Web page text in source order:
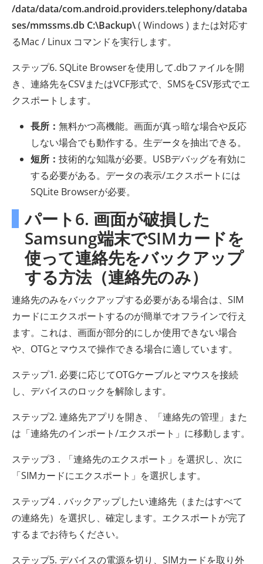
/data/data/com.android.providers.telephony/databa
ses/mmssms.db C:\Backup\( Windows ) または対応す
るMac / Linux コマンドを実行します。
ステップ6. SQLite Browserを使用して.dbファイルを開
き、連絡先をCSVまたはVCF形式で、SMSをCSV形式でエ
クスポートします。
長所： 無料かつ高機能。画面が真っ暗な場合や反応
しない場合でも動作する。生データを抽出できる。
短所： 技術的な知識が必要。USBデバッグを有効に
する必要がある。データの表示/エクスポートには
SQLite Browserが必要。
パート6. 画面が破損した
Samsung端末でSIMカードを
使って連絡先をバックアップ
する方法（連絡先のみ）
連絡先のみをバックアップする必要がある場合は、SIM
カードにエクスポートするのが簡単でオフラインで行え
ます。これは、画面が部分的にしか使用できない場合
や、OTGとマウスで操作できる場合に適しています。
ステップ1. 必要に応じてOTGケーブルとマウスを接続
し、デバイスのロックを解除します。
ステップ2. 連絡先アプリを開き、「連絡先の管理」また
は「連絡先のインポート/エクスポート」に移動します。
ステップ3．「連絡先のエクスポート」を選択し、次に
「SIMカードにエクスポート」を選択します。
ステップ4．バックアップしたい連絡先（またはすべて
の連絡先）を選択し、確定します。エクスポートが完了
するまでお待ちください。
ステップ5. デバイスの電源を切り、SIMカードを取り外